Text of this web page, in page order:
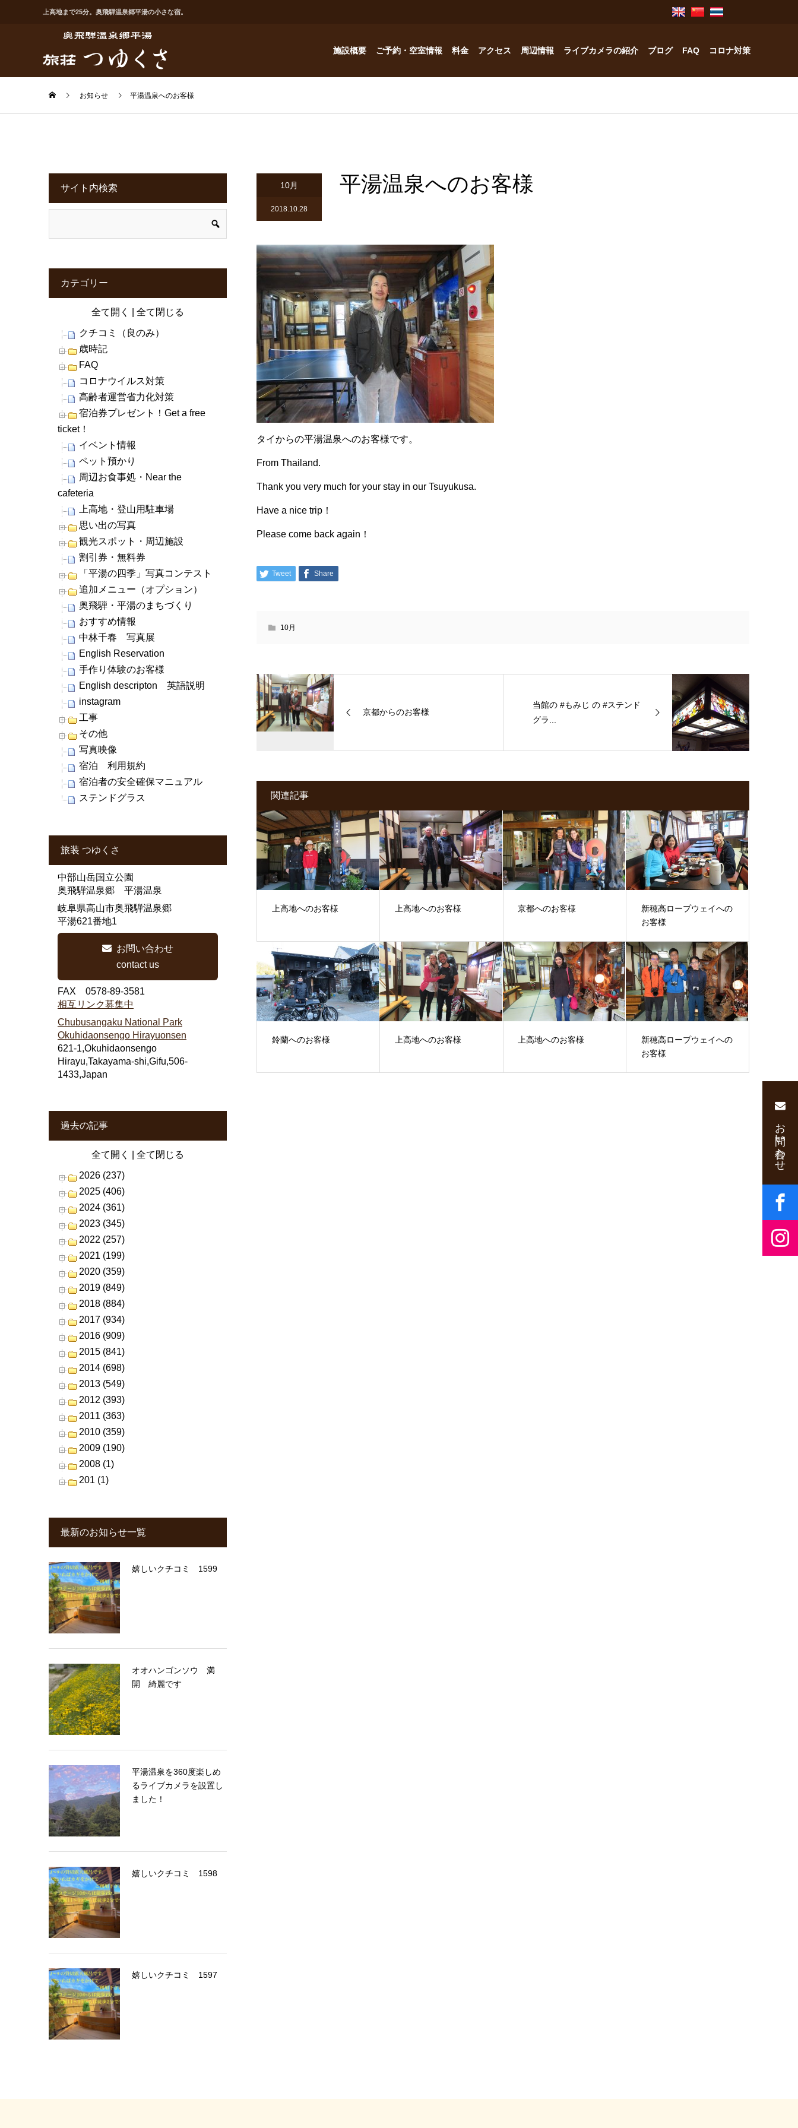
上高地まで25分。奥飛騨温泉郷平湯の小さな宿。
施設概要
ドッグハウス
ご予約・空室情報 料金 アクセス 周辺情報
中林工務店
ライブカメラの紹介 ブログ FAQ コロナ対策
お知らせ 平湯温泉へのお客様
10月
2018.10.28
平湯温泉へのお客様
タイからの平湯温泉へのお客様です。
From Thailand.
Thank you very much for your stay in our Tsuyukusa.
Have a nice trip！
Please come back again！
Tweet Share
10月
京都からのお客様
当館の #もみじ の #ステンド
グラ...
関連記事
上高地へのお客様 上高地へのお客様 京都へのお客様
新穂高ロープウェイへの
お客様
鈴蘭へのお客様 上高地へのお客様 上高地へのお客様
新穂高ロープウェイへの
お客様
サイト内検索
カテゴリー
全て開く 全て閉じる
クチコミ（良のみ）
歳時記
FAQ
コロナウイルス対策
高齢者運営省力化対策
宿泊券プレゼント！Get a free
ticket！
イベント情報
ペット預かり
周辺お食事処・Near the
cafeteria
上高地・登山用駐車場
思い出の写真
観光スポット・周辺施設
割引券・無料券
「平湯の四季」写真コンテスト
追加メニュー（オプション）
奥飛騨・平湯のまちづくり
おすすめ情報
中林千春 写真展
English Reservation
手作り体験のお客様
English descripton 英語説明
instagram
工事
その他
写真映像
宿泊 利用規約
宿泊者の安全確保マニュアル
ステンドグラス
旅装 つゆくさ
中部山岳国立公園
奥飛騨温泉郷 平湯温泉
岐阜県高山市奥飛騨温泉郷
平湯621番地1
お問い合わせ
contact us
FAX 0578-89-3581
相互リンク募集中
Chubusangaku National Park
Okuhidaonsengo Hirayuonsen
621-1,Okuhidaonsengo
Hirayu,Takayama-shi,Gifu,506-
1433,Japan
過去の記事
全て開く 全て閉じる
2026 (237)
2025 (406)
2024 (361)
2023 (345)
2022 (257)
2021 (199)
2020 (359)
2019 (849)
2018 (884)
2017 (934)
2016 (909)
2015 (841)
2014 (698)
2013 (549)
2012 (393)
2011 (363)
2010 (359)
2009 (190)
2008 (1)
201 (1)
最新のお知らせ一覧
嬉しいクチコミ 1599
オオハンゴンソウ 満
開 綺麗です
平湯温泉を360度楽しめ
るライブカメラを設置し
ました！
嬉しいクチコミ 1598
嬉しいクチコミ 1597
お問い合わせ